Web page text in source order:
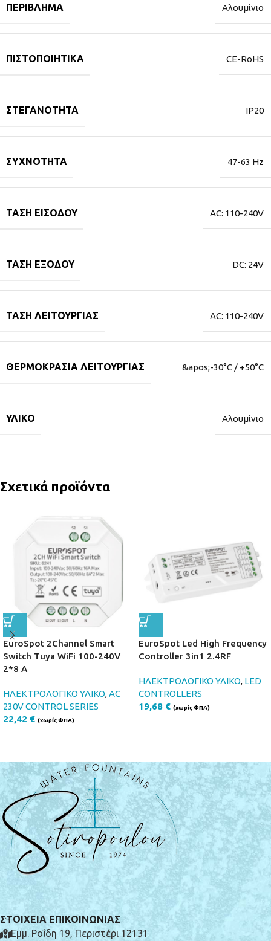
ΠΕΡΊΒΛΗΜΑ Αλουμίνιο
ΠΙΣΤΟΠΟΙΗΤΙΚΆ CE-RoHS
ΣΤΕΓΑΝΌΤΗΤΑ IP20
ΣΥΧΝΌΤΗΤΑ 47-63 Hz
ΤΆΣΗ ΕΙΣΌΔΟΥ AC: 110-240V
ΤΆΣΗ ΕΞΌΔΟΥ DC: 24V
ΤΆΣΗ ΛΕΙΤΟΥΡΓΊΑΣ AC: 110-240V
ΘΕΡΜΟΚΡΑΣΊΑ ΛΕΙΤΟΥΡΓΊΑΣ &apos;-30°C / +50°C
ΥΛΙΚΌ Αλουμίνιο
Σχετικά προϊόντα
EuroSpot 2Channel Smart
Switch Tuya WiFi 100-240V
2*8 A
ΗΛΕΚΤΡΟΛΟΓΙΚΟ ΥΛΙΚΟ,AC
230V CONTROL SERIES
22,42 € (χωρίς ΦΠΑ)
EuroSpot Led High Frequency
Controller 3in1 2.4RF
ΗΛΕΚΤΡΟΛΟΓΙΚΟ ΥΛΙΚΟ, LED
CONTROLLERS
19,68 € (χωρίς ΦΠΑ)
ΣΤΟΙΧΕΙΑ ΕΠΙΚΟΙΝΩΝΙΑΣ
Εμμ. Ροΐδη 19, Περιστέρι 12131